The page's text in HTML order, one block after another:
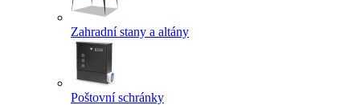
Zahradní stany a altány
Poštovní schránky